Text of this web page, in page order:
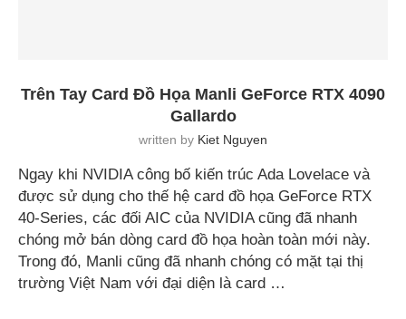
Trên Tay Card Đồ Họa Manli GeForce RTX 4090
Gallardo
written by Kiet Nguyen
Ngay khi NVIDIA công bố kiến trúc Ada Lovelace và
được sử dụng cho thế hệ card đồ họa GeForce RTX
40-Series, các đối AIC của NVIDIA cũng đã nhanh
chóng mở bán dòng card đồ họa hoàn toàn mới này.
Trong đó, Manli cũng đã nhanh chóng có mặt tại thị
trường Việt Nam với đại diện là card …